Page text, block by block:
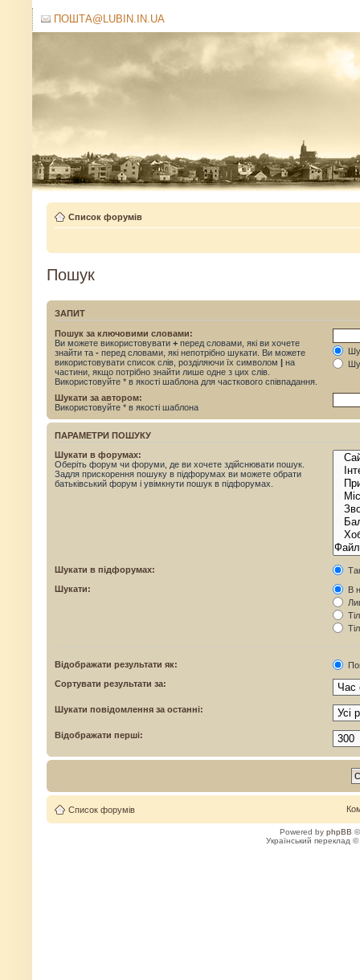
ПОШТА@LUBIN.IN.UA
Список форумів
Пошук
ЗАПИТ
Пошук за ключовими словами:
Ви можете використовувати + перед словами, які ви хочете
знайти та - перед словами, які непотрібно шукати. Ви можете
використовувати список слів, розділяючи їх символом | на
частини, якщо потрібно знайти лише одне з цих слів.
Використовуйте * в якості шаблона для часткового співпадання.
Шукати за автором:
Використовуйте * в якості шаблона
ПАРАМЕТРИ ПОШУКУ
Шукати в форумах:
Оберіть форум чи форуми, де ви хочете здійснювати пошук.
Задля прискорення пошуку в підфорумах ви можете обрати
батьківський форум і увімкнути пошук в підфорумах.
Шукати в підфорумах:
Шукати:
В
Відображати результати як:
Сортувати результати за:
Шукати повідомлення за останні:
Відображати перші:
Список форумів
Powered by phpBB
Український переклад